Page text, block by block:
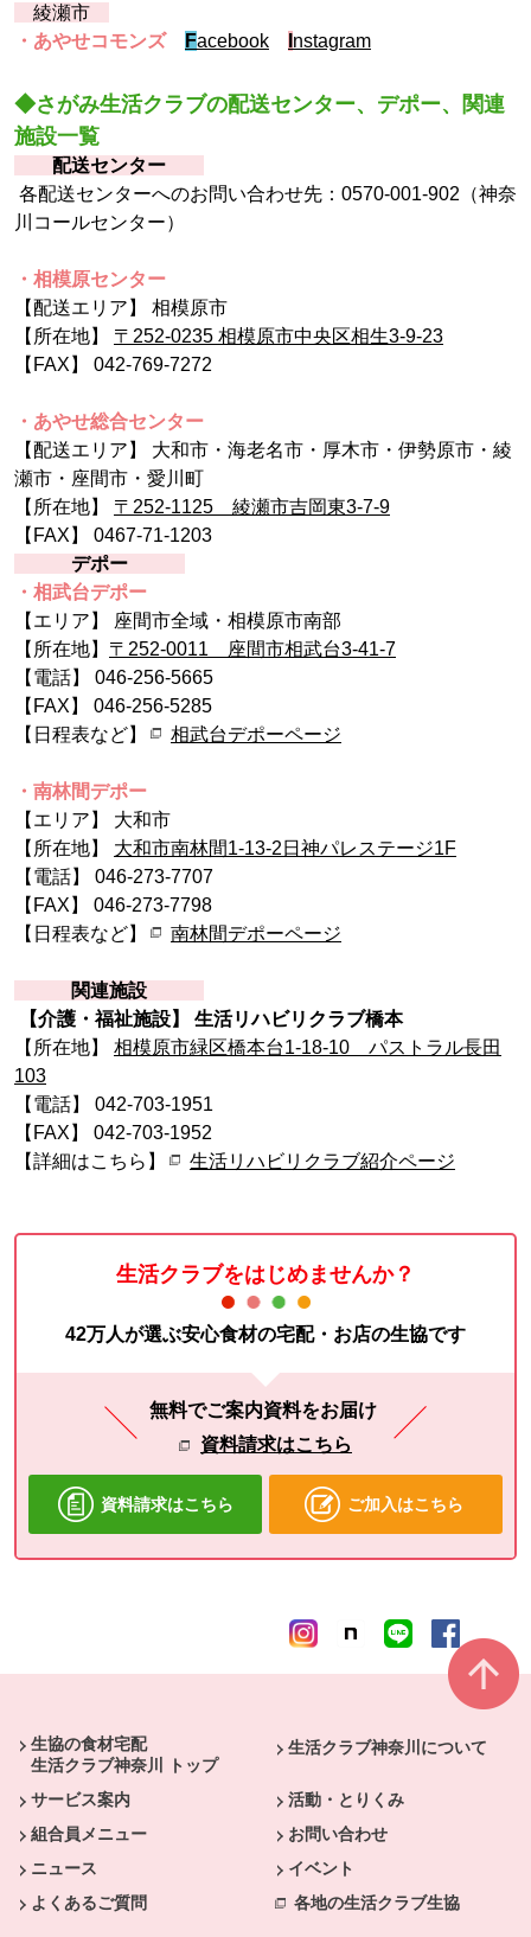
綾瀬市
・あやせコモンズ
Facebook nstagram
◆さがみ生活クラブの配送センター、デポー、関連
施設一覧
配送センター
各配送センターへのお問い合わせ先：0570-001-902（神奈
川コールセンター）
・相模原センター
【配送エリア】 相模原市
【所在地】 〒252-0235 相模原市中央区相生3-9-23
【FAX】 042-769-7272
・あやせ総合センター
【配送エリア】 大和市・海老名市・厚木市・伊勢原市・綾
瀬市・座間市・愛川町
【所在地】 〒252-1125 綾瀬市吉岡東3-7-9
【FAX】 0467-71-1203
デポー
・相武台デポー
【エリア】 座間市全域・相模原市南部
【所在地】 〒252-0011 座間市相武台3-41-7
【電話】 046-256-5665
【FAX】 046-256-5285
【日程表など】
相武台デポーページ
・南林間デポー
【エリア】 大和市
【所在地】 大和市南林間1-13-2日神パレステージ1F
【電話】 046-273-7707
【FAX】 046-273-7798
【日程表など】
南林間デポーページ
関連施設
【介護・福祉施設】 生活リハビリクラブ橋本
【所在地】 相模原市緑区橋本台1-18-10 パストラル長田
103
【電話】 042-703-1951
【FAX】 042-703-1952
【詳細はこちら】
生活リハビリクラブ紹介ページ
生活クラブをはじめませんか？
42万人が選ぶ安心食材の宅配・お店の生協です
無料でご案内資料をお届け
資料請求はこちら
資料請求はこちら ご加入はこちら
生協の食材宅配
生活クラブ神奈川 トップ
生活クラブ神奈川について
サービス案内
活動・とりくみ
組合員メニュー
お問い合わせ
ニュース
イベント
よくあるご質問
各地の生活クラブ生協